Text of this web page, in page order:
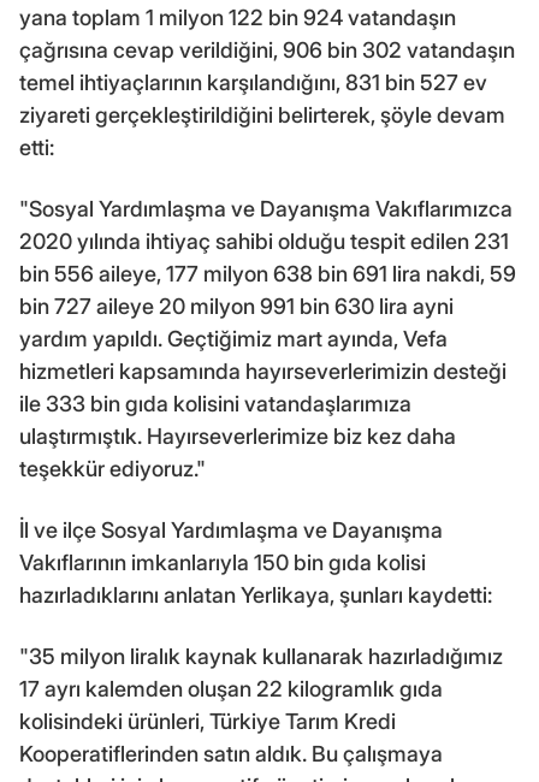
yana toplam 1 milyon 122 bin 924 vatandaşın
çağrısına cevap verildiğini, 906 bin 302 vatandaşın
temel ihtiyaçlarının karşılandığını, 831 bin 527 ev
ziyareti gerçekleştirildiğini belirterek, şöyle devam
etti:
"Sosyal Yardımlaşma ve Dayanışma Vakıflarımızca
2020 yılında ihtiyaç sahibi olduğu tespit edilen 231
bin 556 aileye, 177 milyon 638 bin 691 lira nakdi, 59
bin 727 aileye 20 milyon 991 bin 630 lira ayni
yardım yapıldı. Geçtiğimiz mart ayında, Vefa
hizmetleri kapsamında hayırseverlerimizin desteği
ile 333 bin gıda kolisini vatandaşlarımıza
ulaştırmıştık. Hayırseverlerimize biz kez daha
teşekkür ediyoruz."
İl ve ilçe Sosyal Yardımlaşma ve Dayanışma
Vakıflarının imkanlarıyla 150 bin gıda kolisi
hazırladıklarını anlatan Yerlikaya, şunları kaydetti:
"35 milyon liralık kaynak kullanarak hazırladığımız
17 ayrı kalemden oluşan 22 kilogramlık gıda
kolisindeki ürünleri, Türkiye Tarım Kredi
Kooperatiflerinden satın aldık. Bu çalışmaya